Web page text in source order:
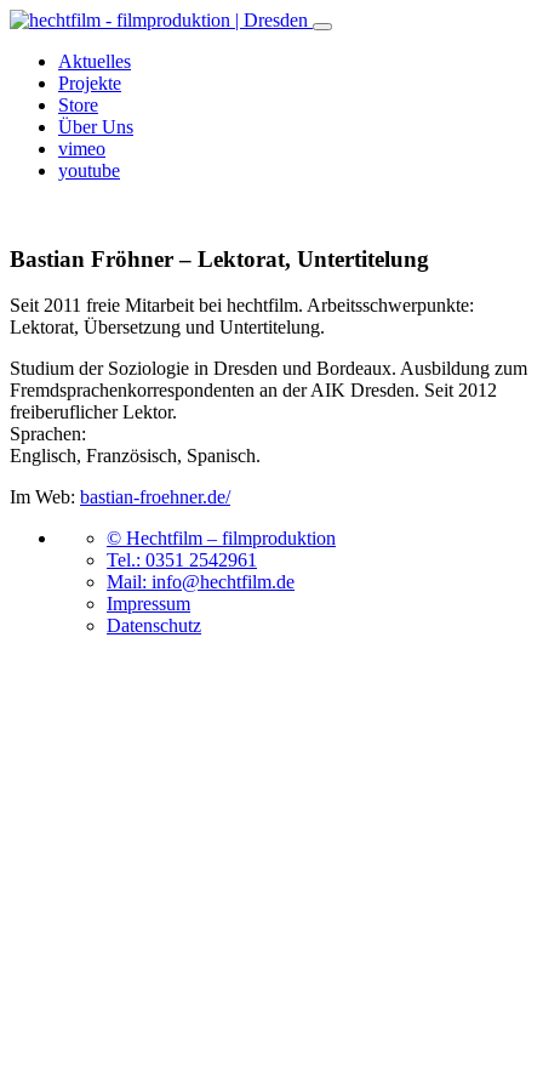
Aktuelles
Projekte
Store
Über Uns
vimeo
youtube
Bastian Fröhner – Lektorat, Untertitelung
Seit 2011 freie Mitarbeit bei hechtfilm. Arbeitsschwerpunkte:
Lektorat, Übersetzung und Untertitelung.
Studium der Soziologie in Dresden und Bordeaux. Ausbildung zum
Fremdsprachenkorrespondenten an der AIK Dresden. Seit 2012
freiberuflicher Lektor.
Sprachen:
Englisch, Französisch, Spanisch.
Im Web: bastian-froehner.de/
© Hechtfilm – filmproduktion
Tel.: 0351 2542961
Mail: info@hechtfilm.de
Impressum
Datenschutz